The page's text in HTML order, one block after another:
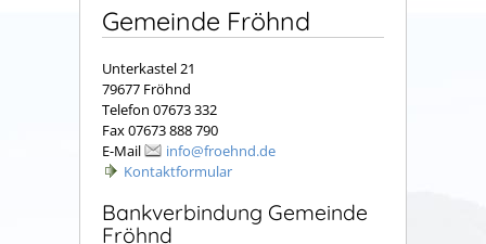
Gemeinde Fröhnd
Unterkastel 21
79677 Fröhnd
Telefon 07673 332
Fax 07673 888 790
E-Mail
info@froehnd.de
Kontaktformular
Bankverbindung Gemeinde
Fröhnd